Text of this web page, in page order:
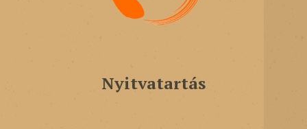
Nyitvatartás